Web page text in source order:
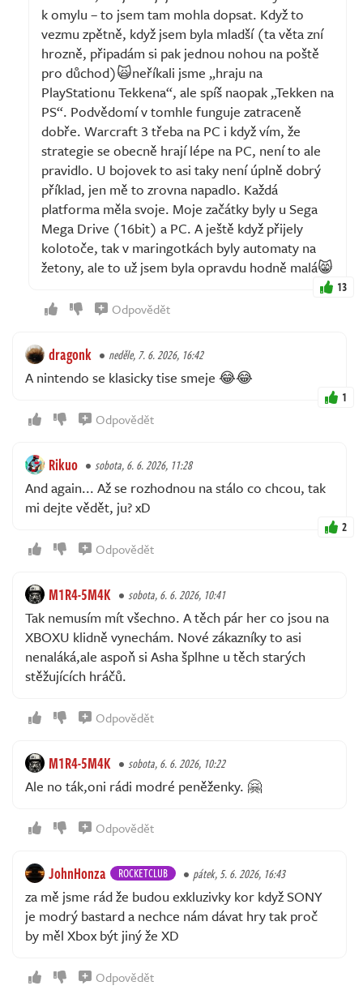
k omylu – to jsem tam mohla dopsat. Když to
vezmu zpětně, když jsem byla mladší (ta věta zní
hrozně, připadám si pak jednou nohou na poště
pro důchod)🙀neříkali jsme „hraju na
PlayStationu Tekkena“, ale spíš naopak „Tekken na
PS“. Podvědomí v tomhle funguje zatraceně
dobře. Warcraft 3 třeba na PC i když vím, že
strategie se obecně hrají lépe na PC, není to ale
pravidlo. U bojovek to asi taky není úplně dobrý
příklad, jen mě to zrovna napadlo. Každá
platforma měla svoje. Moje začátky byly u Sega
Mega Drive (16bit) a PC. A ještě když přijely
kolotoče, tak v maringotkách byly automaty na
žetony, ale to už jsem byla opravdu hodně malá😸
13
Odpovědět
dragonk neděle, 7. 6. 2026, 16:42
A nintendo se klasicky tise smeje 😂😂
1
Odpovědět
Rikuo sobota, 6. 6. 2026, 11:28
And again... Až se rozhodnou na stálo co chcou, tak
mi dejte vědět, ju? xD
2
Odpovědět
M1R4-5M4K sobota, 6. 6. 2026, 10:41
Tak nemusím mít všechno. A těch pár her co jsou na
XBOXU klidně vynechám. Nové zákazníky to asi
nenaláká,ale aspoň si Asha šplhne u těch starých
stěžujících hráčů.
Odpovědět
M1R4-5M4K sobota, 6. 6. 2026, 10:22
Ale no ták,oni rádi modré peněženky. 🤗
Odpovědět
JohnHonza ROCKETCLUB pátek, 5. 6. 2026, 16:43
za mě jsme rád že budou exkluzivky kor když SONY
je modrý bastard a nechce nám dávat hry tak proč
by měl Xbox být jiný že XD
Odpovědět